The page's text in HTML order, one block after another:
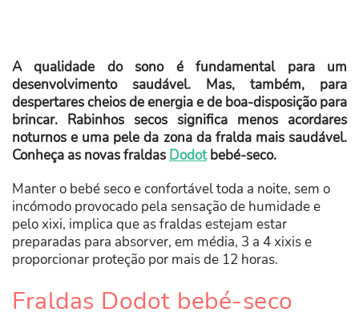
A qualidade do sono é fundamental para um
desenvolvimento saudável. Mas, também, para
despertares cheios de energia e de boa-disposição para
brincar. Rabinhos secos significa menos acordares
noturnos e uma pele da zona da fralda mais saudável.
Conheça as novas fraldas Dodotbebé-seco.
Manter o bebé seco e confortável toda a noite, sem o
incómodo provocado pela sensação de humidade e
pelo xixi, implica que as fraldas estejam estar
preparadas para absorver, em média, 3 a 4 xixis e
proporcionar proteção por mais de 12 horas.
Fraldas Dodot bebé-seco